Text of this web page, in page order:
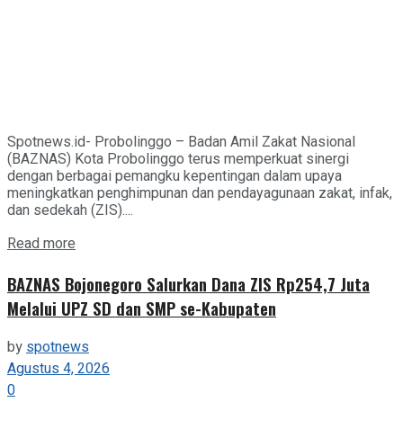
Spotnews.id- Probolinggo – Badan Amil Zakat Nasional
(BAZNAS) Kota Probolinggo terus memperkuat sinergi
dengan berbagai pemangku kepentingan dalam upaya
meningkatkan penghimpunan dan pendayagunaan zakat, infak,
dan sedekah (ZIS)....
Read more
BAZNAS Bojonegoro Salurkan Dana ZIS Rp254,7 Juta
Melalui UPZ SD dan SMP se-Kabupaten
byspotnews
Agustus 4, 2026
0